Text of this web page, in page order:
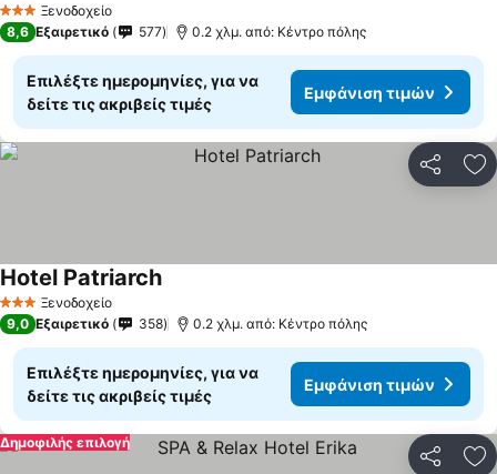
3 ΑστέριαΞενοδοχείο
8,6 Εξαιρετικό 577 0.2 χλμ. από: Κέντρο πόλης
Επιλέξτε ημερομηνίες, για να
δείτε τις ακριβείς τιμές
Εμφάνιση τιμών
3 ΑστέριαΞενοδοχείο
Hotel Patriarch
9,0 Εξαιρετικό 358 0.2 χλμ. από: Κέντρο πόλης
Επιλέξτε ημερομηνίες, για να
δείτε τις ακριβείς τιμές
Εμφάνιση τιμών
Δημοφιλής επιλογή